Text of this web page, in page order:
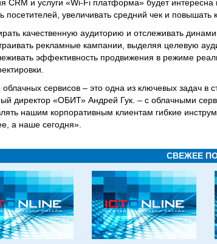
CRM и услуги «Wi-Fi платформа» будет
посетителей, увеличивать средний чек и
качественную аудиторию и отслеживать
рекламные кампании, выделяя целевую
эффективность продвижения в режиме
облачных сервисов – это одна из ключевых задач в
директор «ОБИТ» Андрей Гук. – с облачными
нашим корпоративным клиентам гибкие
а наше сегодня».
СВЕЖЕЕ